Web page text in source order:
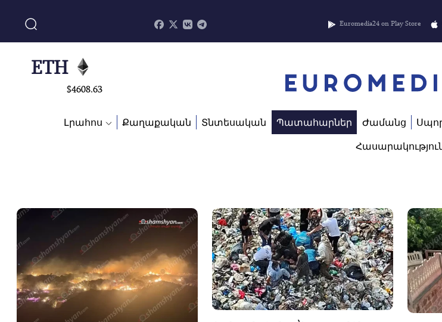
Euromedia24 on Play Store
ADA
$0.868816
ETH
$4608.63
Լրահոս Քաղաքական Տնտեսական Պատահարներ Ժամանց